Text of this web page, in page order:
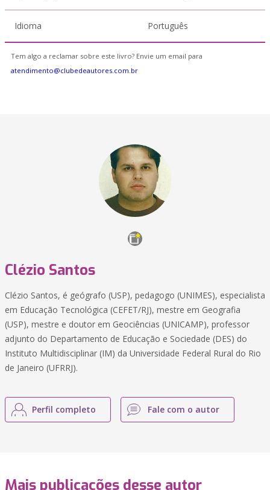
Idioma Português
Tem algo a reclamar sobre este livro? Envie um email para
atendimento@clubedeautores.com.br
Clézio Santos
Clézio Santos, é geógrafo (USP), pedagogo (UNIMES), especialista
em Educação Tecnológica (CEFET/RJ), mestre em Geografia
(USP), mestre e doutor em Geociências (UNICAMP), professor
adjunto do Departamento de Educação e Sociedade (DES) do
Instituto Multidisciplinar (IM) da Universidade Federal Rural do Rio
de Janeiro (UFRRJ).
Perfil completo Fale com o autor
Mais publicações desse autor